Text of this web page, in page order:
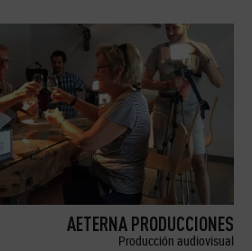
AETERNA PRODUCCIONES
Producción audiovisual